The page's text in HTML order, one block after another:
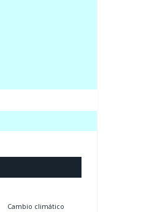
Cambio climático